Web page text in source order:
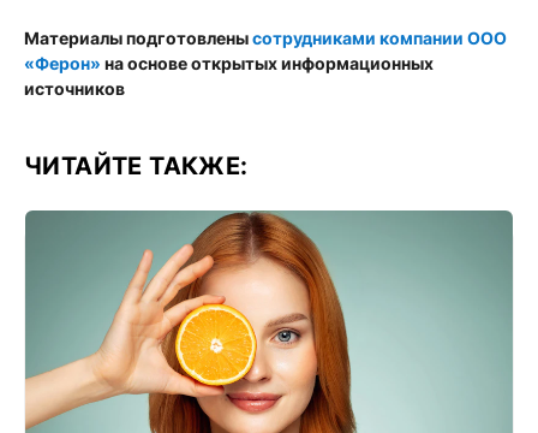
Материалы подготовленысотрудниками компании ООО
«Ферон» на основе открытых информационных
источников
ЧИТАЙТЕ ТАКЖЕ: